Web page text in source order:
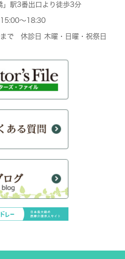
駅3番出口より徒歩3分
～18:30
で 休診日 木曜・日曜・祝祭日